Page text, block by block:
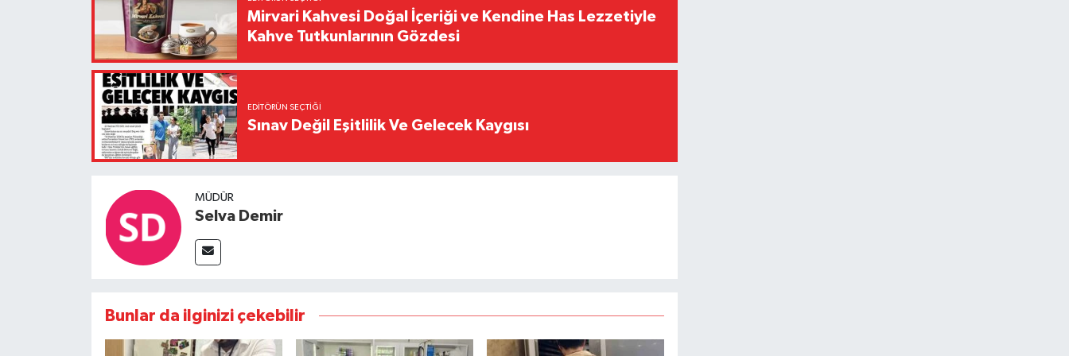
Mirvari Kahvesi Doğal İçeriği ve Kendine Has Lezzetiyle
Kahve Tutkunlarının Gözdesi
EDITÖRÜN SEÇTIĞI
Sınav Değil Eşitlilik Ve Gelecek Kaygısı
MÜDÜR
Selva Demir
Bunlar da ilginizi çekebilir